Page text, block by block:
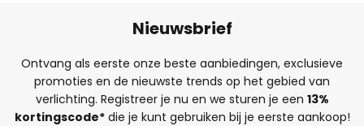
Nieuwsbrief
Ontvang als eerste onze beste aanbiedingen, exclusieve
promoties en de nieuwste trends op het gebied van
verlichting. Registreer je nu en we sturen je een 13%
kortingscode*die je kunt gebruiken bij je eerste aankoop!